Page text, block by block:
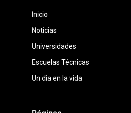
Inicio
Noticias
Universidades
Escuelas Técnicas
Un dia en la vida